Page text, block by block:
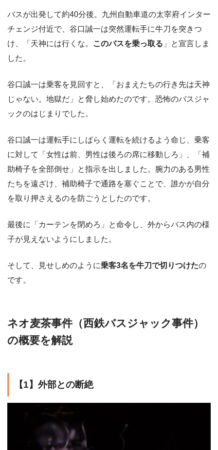
バスが出発して約40分後。九州自動車道の太宰府インター
チェンジ付近で、谷口誠一は突然運転手に牛刀を突きつ
け、「天神には行くな。
このバスを乗っ取る 」と宣言しま
した。
谷口誠一は乗客を見回すと、「おまえたちの行き先は天神
じゃない。地獄だ」と脅し始めたのです。恐怖のバスジャ
ックのはじまりでした。
谷口誠一は運転手にしばらく運転を続けるよう命じ、乗客
に対して「女性は前、男性は後ろの席に移動しろ」、「補
助椅子を全部倒せ」と指示を出しました。腕力のある男性
たちを遠ざけ、補助椅子で通路を塞ぐことで、誰かが自分
を取り押さえるのを防ごうとしたのです。
最後に「カーテンを閉めろ」と命令し、外からバス内の様
子が見えないようにしました。
そして、見せしめのように乗客3名を牛刀で切りつけたの
です。
ネオ麦茶事件（西鉄バスジャック事件）
の概要を解説
【1】外部との断絶